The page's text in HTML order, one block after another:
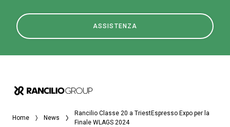
ASSISTENZA
Home News
Rancilio Classe 20 a TriestEspresso Expo per la
Finale WLAGS 2024